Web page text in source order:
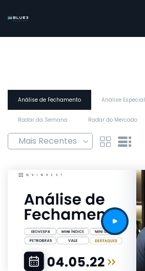
Análise de Fechamento Análise Especial
Radar da Semana Radar do Mercado